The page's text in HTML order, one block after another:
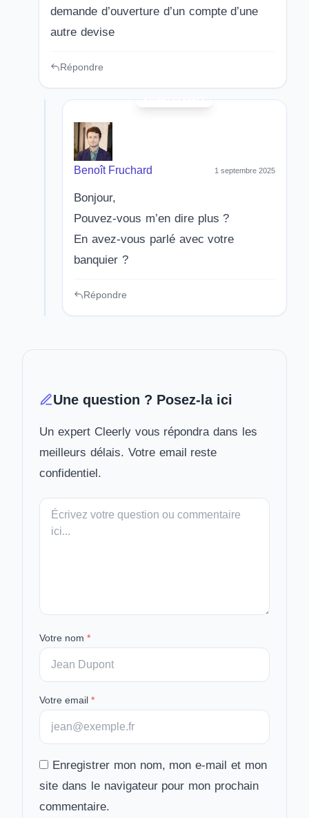
demande d’ouverture d’un compte d’une
autre devise
Répondre
Benoît Fruchard 1 septembre 2025
Bonjour,
Pouvez-vous m’en dire plus ?
En avez-vous parlé avec votre
banquier ?
Répondre
Une question ? Posez-la ici
Un expert Cleerly vous répondra dans les
meilleurs délais. Votre email reste
confidentiel.
Votre
message
Votre nom *
Votre email *
Enregistrer mon nom, mon e-mail et mon
site dans le navigateur pour mon prochain
commentaire.